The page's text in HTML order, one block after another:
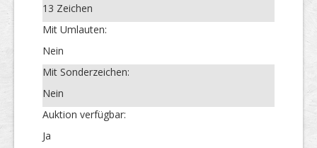
13 Zeichen
Mit Umlauten:
Nein
Mit Sonderzeichen:
Nein
Auktion verfügbar:
Ja